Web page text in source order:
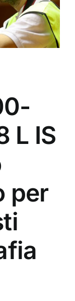
L IS
per